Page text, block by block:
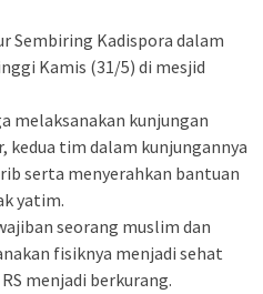
Sembiring Kadispora dalam
Kamis (31/5) di mesjid
melaksanakan kunjungan
kedua tim dalam kunjungannya
serta menyerahkan bantuan
yatim.
seorang muslim dan
fisiknya menjadi sehat
menjadi berkurang.